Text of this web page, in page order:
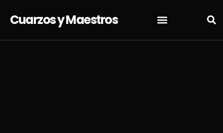
Cuarzos y Maestros